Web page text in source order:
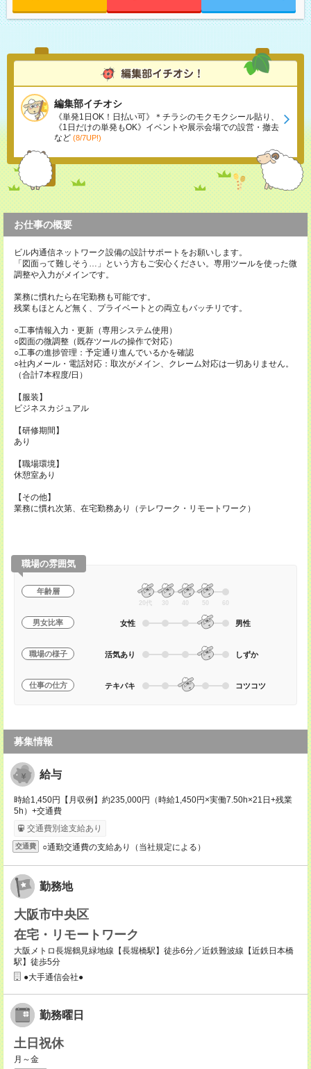
編集部イチオシ
《単発1日OK！日払い可》＊チラシのモクモクシール貼り、
《1日だけの単発もOK》イベントや展示会場での設営・撤去
など (8/7UP!)
お仕事の概要
ビル内通信ネットワーク設備の設計サポートをお願いします。
「図面って難しそう…」という方もご安心ください。専用ツールを使った微
調整や入力がメインです。
業務に慣れたら在宅勤務も可能です。
残業もほとんど無く、プライベートとの両立もバッチリです。
○工事情報入力・更新（専用システム使用）
○図面の微調整（既存ツールの操作で対応）
○工事の進捗管理：予定通り進んでいるかを確認
○社内メール・電話対応：取次がメイン、クレーム対応は一切ありません。
（合計7本程度/日）
【服装】
ビジネスカジュアル
【研修期間】
あり
【職場環境】
休憩室あり
【その他】
業務に慣れ次第、在宅勤務あり（テレワーク・リモートワーク）
職場の雰囲気
年齢層
20代 30 40 50 60
男女比率 女性 男性
職場の様子 活気あり しずか
仕事の仕方 テキパキ コツコツ
募集情報
給与
時給1,450円【月収例】約235,000円（時給1,450円×実働7.50h×21日+残業
5h）+交通費
交通費別途支給あり
交通費 ○通勤交通費の支給あり（当社規定による）
勤務地
大阪市中央区
在宅・リモートワーク
大阪メトロ長堀鶴見緑地線【長堀橋駅】徒歩6分／近鉄難波線【近鉄日本橋
駅】徒歩5分
●大手通信会社●
勤務曜日
土日祝休
月～金